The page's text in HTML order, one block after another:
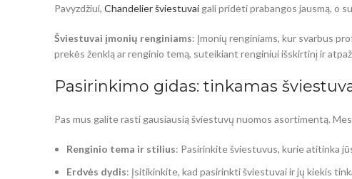
Pavyzdžiui, Chandelier šviestuvai gali pridėti prabangos jausmą, o
Šviestuvai įmonių renginiams: Įmonių renginiams, kur svarbus
prekės ženklą ar renginio temą, suteikiant renginiui išskirtinį ir
Pasirinkimo gidas: tinkamas
Pas mus galite rasti gausiausią šviestuvų nuomos asortimentą.
Renginio tema ir stilius: Pasirinkite šviestuvus, kurie atitinka
Erdvės dydis: Įsitikinkite, kad pasirinkti šviestuvai ir jų kiekis